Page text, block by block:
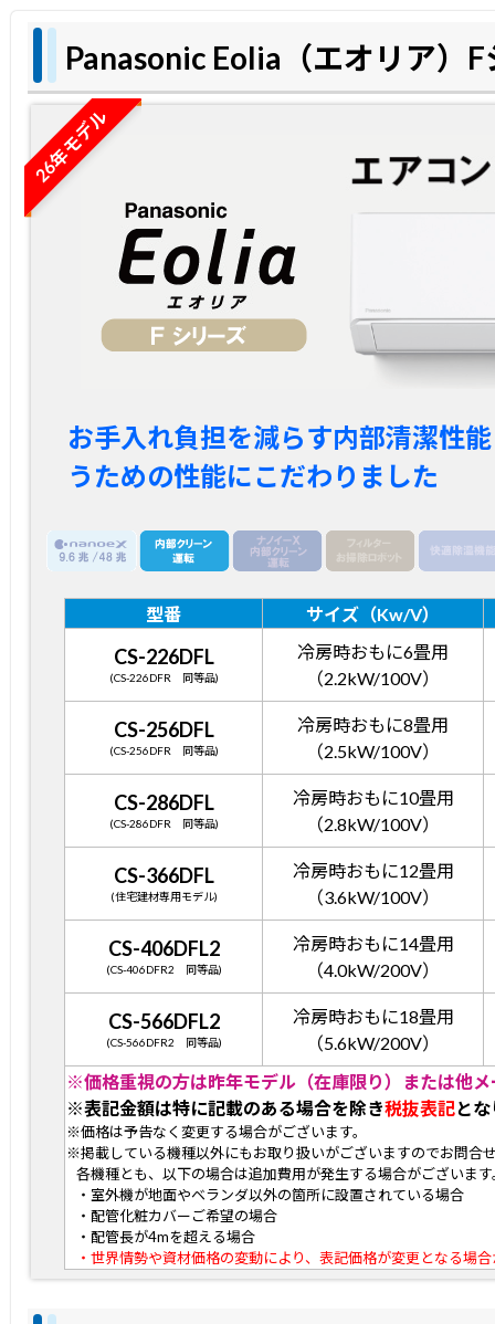
Panasonic Eolia（エオリア）
26年モデル
お手入れ負担を減らす内部清潔性
うための性能にこだわりました
型番 サイズ（Kw/V）
CS-226DFL
(CS-226DFR 同等品)
冷房時おもに6畳用
（2.2kW/100V）
CS-256DFL
(CS-256DFR 同等品)
冷房時おもに8畳用
（2.5kW/100V）
CS-286DFL
(CS-286DFR 同等品)
冷房時おもに10畳用
（2.8kW/100V）
CS-366DFL
(住宅建材専用モデル)
冷房時おもに12畳用
（3.6kW/100V）
CS-406DFL2
(CS-406DFR2 同等品)
冷房時おもに14畳用
（4.0kW/200V）
CS-566DFL2
(CS-566DFR2 同等品)
冷房時おもに18畳用
（5.6kW/200V）
※価格重視の方は昨年モデル（在庫限り）または他
※表記金額は特に記載のある場合を除き税抜表記と
※価格は予告なく変更する場合がございます。
※掲載している機種以外にもお取り扱いがございますのでお問合
各機種とも、以下の場合は追加費用が発生する場合がございます
・室外機が地面やベランダ以外の箇所に設置されている場合
・配管化粧カバーご希望の場合
・配管長が4mを超える場合
・世界情勢や資材価格の変動により、表記価格が変更となる場